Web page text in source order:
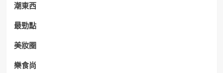
潮東西
最勁點
美妝圈
樂食尚